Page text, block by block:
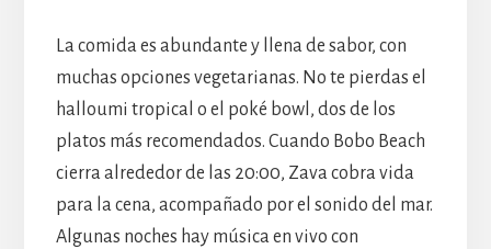
La comida es abundante y llena de sabor, con
muchas opciones vegetarianas. No te pierdas el
halloumi tropical o el poké bowl, dos de los
platos más recomendados. Cuando Bobo Beach
cierra alrededor de las 20:00, Zava cobra vida
para la cena, acompañado por el sonido del mar.
Algunas noches hay música en vivo con